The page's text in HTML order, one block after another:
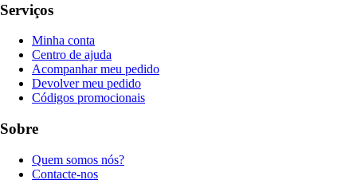
Serviços
Minha conta
Centro de ajuda
Acompanhar meu pedido
Devolver meu pedido
Códigos promocionais
Sobre
Quem somos nós?
Contacte-nos